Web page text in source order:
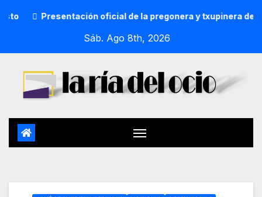
oficial de la pregonera y txupinera de Aste
Sáb. Ago 8th, 2026